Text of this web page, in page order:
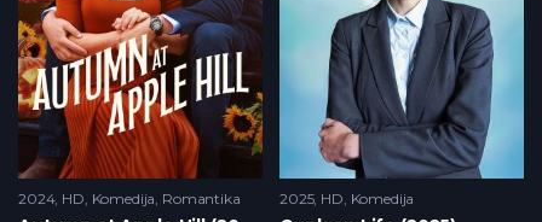
2024 HD Komedija Romantika 2025 HD Komedija